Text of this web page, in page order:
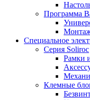
Программа
Специальное
Серия Soliroc
Рамки
Клемные